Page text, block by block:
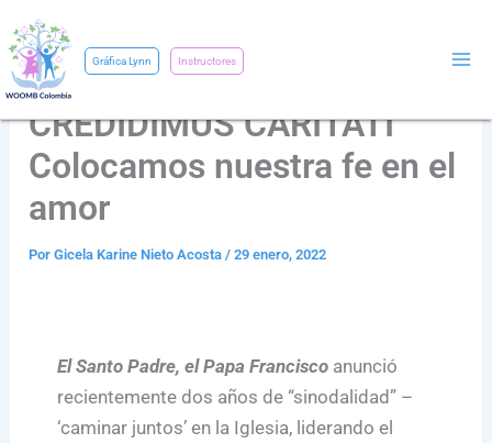
al
contenido
Gráfica Lynn Instructores
CREDIDIMUS CARITATI
Colocamos nuestra fe en el
amor
PorGicela Karine Nieto Acosta/29 enero, 2022
El Santo Padre, el Papa Franciscoanunció
recientemente dos años de “sinodalidad” –
‘caminar juntos’ en la Iglesia, liderando el